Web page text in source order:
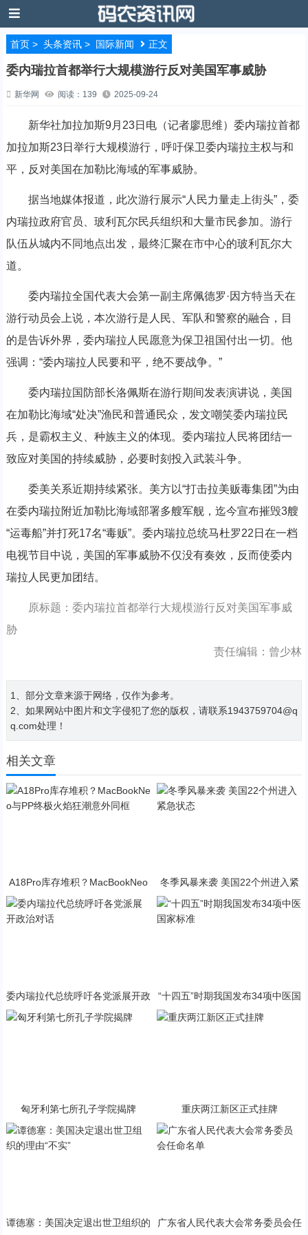
首页> 头条资讯> 国际新闻 正文
委内瑞拉首都举行大规模游行反对美国军事威胁
新华网 阅读：139 2025-09-24
新华社加拉加斯9月23日电（记者廖思维）委内瑞拉首都
加拉加斯23日举行大规模游行，呼吁保卫委内瑞拉主权与和
平，反对美国在加勒比海域的军事威胁。
据当地媒体报道，此次游行展示“人民力量走上街头”，委
内瑞拉政府官员、玻利瓦尔民兵组织和大量市民参加。游行
队伍从城内不同地点出发，最终汇聚在市中心的玻利瓦尔大
道。
委内瑞拉全国代表大会第一副主席佩德罗·因方特当天在
游行动员会上说，本次游行是人民、军队和警察的融合，目
的是告诉外界，委内瑞拉人民愿意为保卫祖国付出一切。他
强调：“委内瑞拉人民要和平，绝不要战争。”
委内瑞拉国防部长洛佩斯在游行期间发表演讲说，美国
在加勒比海域“处决”渔民和普通民众，发文嘲笑委内瑞拉民
兵，是霸权主义、种族主义的体现。委内瑞拉人民将团结一
致应对美国的持续威胁，必要时刻投入武装斗争。
委美关系近期持续紧张。美方以“打击拉美贩毒集团”为由
在委内瑞拉附近加勒比海域部署多艘军舰，迄今宣布摧毁3艘
“运毒船”并打死17名“毒贩”。委内瑞拉总统马杜罗22日在一档
电视节目中说，美国的军事威胁不仅没有奏效，反而使委内
瑞拉人民更加团结。
原标题：委内瑞拉首都举行大规模游行反对美国军事威
胁
责任编辑：曾少林
1、部分文章来源于网络，仅作为参考。
2、如果网站中图片和文字侵犯了您的版权，请联系1943759704@q
q.com处理！
相关文章
A18Pro库存堆积？MacBookNeo
与PP终极火焰狂潮意外同框
冬季风暴来袭 美国22个州进入紧
急状态
委内瑞拉代总统呼吁各党派展开政
“十四五”时期我国发布34项中医国
匈牙利第七所孔子学院揭牌 重庆两江新区正式挂牌
谭德塞：美国决定退出世卫组织的
广东省人民代表大会常务委员会任